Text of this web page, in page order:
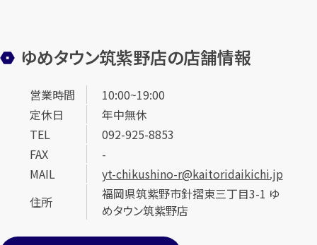
カンタン無料
ゆめタウン筑紫野店の店舗情報
営業時間
10:00~19:00
定休日
年中無休
TEL
092-925-8853
FAX
-
MAIL
yt-chikushino-r@kaitoridaikichi.jp
住所
福岡県筑紫野市針摺東三丁目3-1 ゆ
めタウン筑紫野店